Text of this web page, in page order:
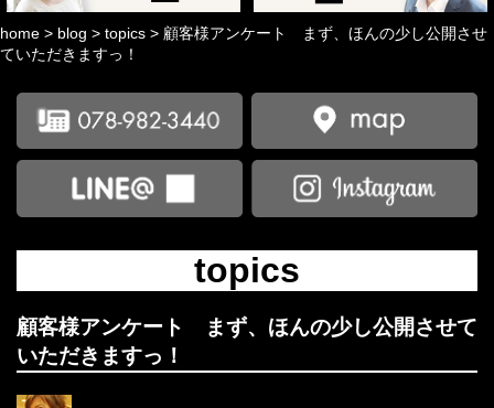
home > blog > topics > 顧客様アンケート まず、ほんの少し公開させ
ていただきますっ！
topics
顧客様アンケート まず、ほんの少し公開させて
いただきますっ！